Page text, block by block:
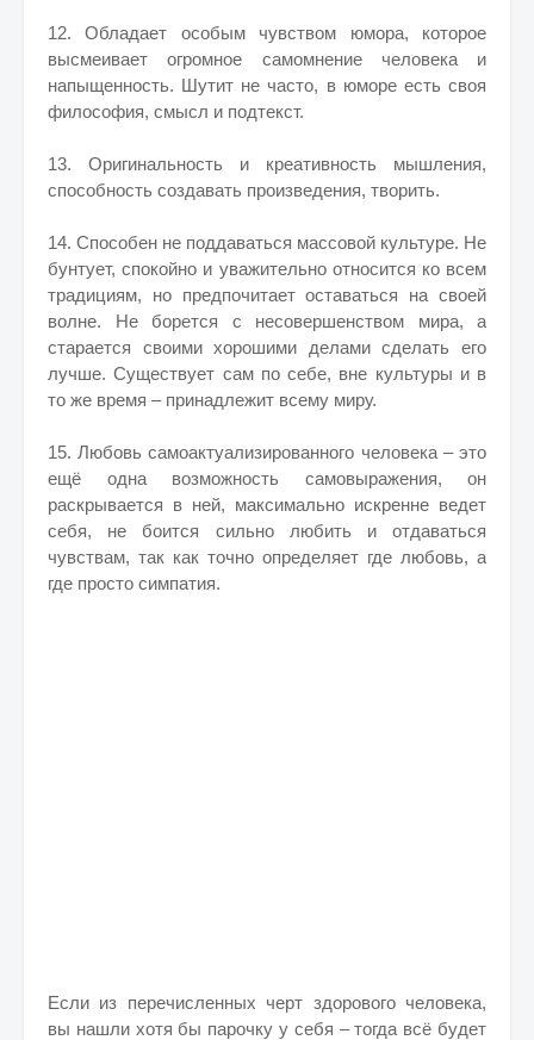
12. Обладает особым чувством юмора, которое
высмеивает огромное самомнение человека и
напыщенность. Шутит не часто, в юморе есть своя
философия, смысл и подтекст.
13. Оригинальность и креативность мышления,
способность создавать произведения, творить.
14. Способен не поддаваться массовой культуре. Не
бунтует, спокойно и уважительно относится ко всем
традициям, но предпочитает оставаться на своей
волне. Не борется с несовершенством мира, а
старается своими хорошими делами сделать его
лучше. Существует сам по себе, вне культуры и в
то же время – принадлежит всему миру.
15. Любовь самоактуализированного человека – это
ещё одна возможность самовыражения, он
раскрывается в ней, максимально искренне ведет
себя, не боится сильно любить и отдаваться
чувствам, так как точно определяет где любовь, а
где просто симпатия.
Если из перечисленных черт здорового человека,
вы нашли хотя бы парочку у себя – тогда всё будет